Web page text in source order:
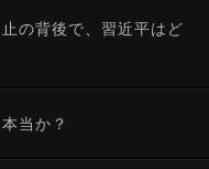
の背後で、習近平はど
当か？